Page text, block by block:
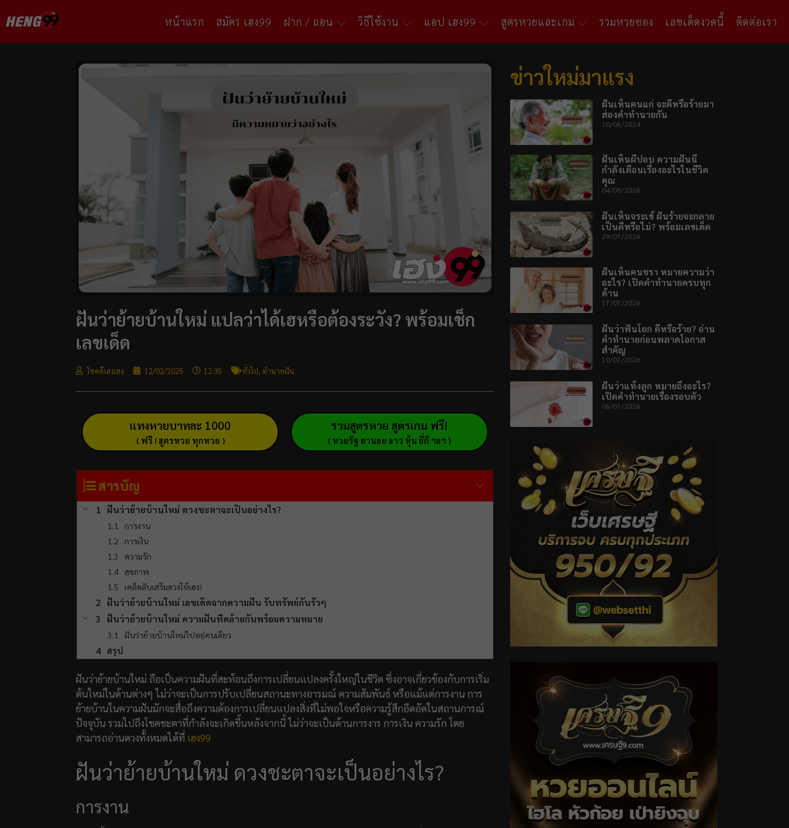
หน้าแรก สมัคร เฮง99 ฝาก / ถอน วิธีใช้งาน แอป เฮง99 สูตรหวยและเกม รวมหวยซอง เลขเด็ดงวดนี้ ติดต่อเรา
ฝันว่าย้ายบ้านใหม่ แปลว่าได้เฮหรือต้องระวัง? พร้อมเช็ก
เลขเด็ด
โชคดีเฮงเฮง 12/02/2025 12:35 ทั่วไป, ทำนายฝัน
แทงหวยบาทละ 1000
( ฟรี ! สูตรหวย ทุกหวย )
รวมสูตรหวย สูตรเกม ฟรี!
( หวยรัฐ ฮานอย ลาว หุ้น ยี่กี ฯลฯ )
สารบัญ
ฝันว่าย้ายบ้านใหม่ ดวงชะตาจะเป็นอย่างไร?
การงาน
การเงิน
ความรัก
สุขภาพ
เคล็ดลับเสริมดวงให้เฮง!
ฝันว่าย้ายบ้านใหม่ เลขเด็ดจากความฝัน รับทรัพย์กันรัวๆ
ฝันว่าย้ายบ้านใหม่ ความฝันที่คล้ายกันพร้อมความหมาย
ฝันว่าย้ายบ้านใหม่ไปอยู่คนเดียว
สรุป
ฝันว่าย้ายบ้านใหม่ ถือเป็นความฝันที่สะท้อนถึงการเปลี่ยนแปลงครั้งใหญ่ในชีวิต ซึ่งอาจเกี่ยวข้องกับการเริ่ม
ต้นใหม่ในด้านต่างๆ ไม่ว่าจะเป็นการปรับเปลี่ยนสถานะทางอารมณ์ ความสัมพันธ์ หรือแม้แต่การงาน การ
ย้ายบ้านในความฝันมักจะสื่อถึงความต้องการเปลี่ยนแปลงสิ่งที่ไม่พอใจหรือความรู้สึกอึดอัดในสถานการณ์
ปัจจุบัน รวมไปถึงโชคชะตาที่กำลังจะเกิดขึ้นหลังจากนี้ ไม่ว่าจะเป็นด้านการงาร การเงิน ความรัก โดย
สามารถอ่านดวงทั้งหมดได้ที่ เฮง99
ฝันว่าย้ายบ้านใหม่ ดวงชะตาจะเป็นอย่างไร?
การงาน
ข่าวใหม่มาแรง
ฝันเห็นคนแก่ จะดีหรือร้ายมา
ส่องคำทำนายกัน
10/06/2024
ฝันเห็นผีปอบ ความฝันนี้
กำลังเตือนเรื่องอะไรในชีวิต
คุณ
04/08/2026
ฝันเห็นจระเข้ ฝันร้ายจะกลาย
เป็นดีหรือไม่? พร้อมเลขเด็ด
29/07/2026
ฝันเห็นคนชรา หมายความว่า
อะไร? เปิดคำทำนายครบทุก
ด้าน
17/07/2026
ฝันว่าฟันโยก ดีหรือร้าย? อ่าน
คำทำนายก่อนพลาดโอกาส
สำคัญ
10/07/2026
ฝันว่าแท้งลูก หมายถึงอะไร?
เปิดคำทำนายเรื่องรอบตัว
06/07/2026